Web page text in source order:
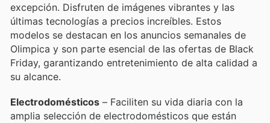
excepción. Disfruten de imágenes vibrantes y las
últimas tecnologías a precios increíbles. Estos
modelos se destacan en los anuncios semanales de
Olimpica y son parte esencial de las ofertas de Black
Friday, garantizando entretenimiento de alta calidad a
su alcance.
Electrodomésticos – Faciliten su vida diaria con la
amplia selección de electrodomésticos que están